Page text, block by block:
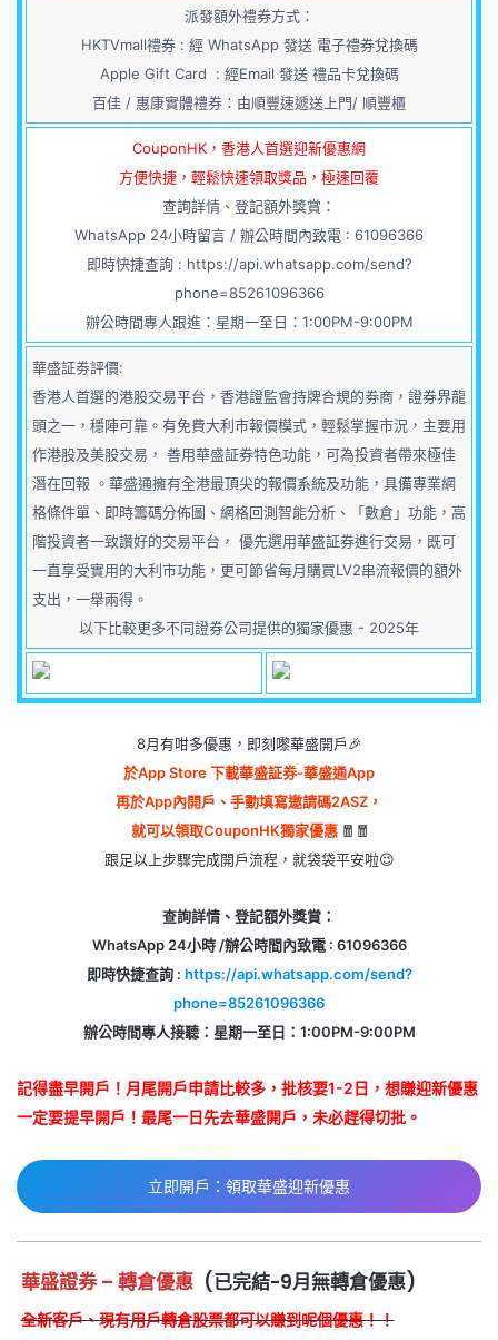
派發額外禮券方式：
HKTVmall禮券 : 經 WhatsApp 發送 電子禮券兌換碼
Apple Gift Card : 經Email 發送 禮品卡兌換碼
百佳 / 惠康實體禮券：由順豐速遞送上門/ 順豐櫃
CouponHK，香港人首選迎新優惠網
方便快捷，輕鬆快速領取獎品，極速回覆
查詢詳情、登記額外獎賞：
WhatsApp 24小時留言 / 辦公時間內致電 : 61096366
即時快捷查詢 : https://api.whatsapp.com/send?
phone=85261096366
辦公時間專人跟進：星期一至日：1:00PM-9:00PM
華盛証劵評價:
香港人首選的港股交易平台，香港證監會持牌合規的劵商，證券界龍
頭之一，穩陣可靠。有免費大利市報價模式，輕鬆掌握市況，主要用
作港股及美股交易， 善用華盛証券特色功能，可為投資者帶來極佳
潛在回報 。華盛通擁有全港最頂尖的報價系統及功能，具備專業網
格條件單、即時籌碼分佈圖、網格回測智能分析、「數倉」功能，高
階投資者一致讚好的交易平台， 優先選用華盛証券進行交易，既可
一直享受實用的大利市功能，更可節省每月購買LV2串流報價的額外
支出，一舉兩得。
以下比較更多不同證券公司提供的獨家優惠 - 2025年
8月有咁多優惠，即刻嚟華盛開戶🎉
於App Store 下載華盛証券-華盛通App
再於App內開戶、手動填寫邀請碼2ASZ，
就可以領取CouponHK獨家優惠 🧧🧧
跟足以上步驟完成開戶流程，就袋袋平安啦😉
查詢詳情、登記額外獎賞：
WhatsApp 24小時 /辦公時間內致電 : 61096366
即時快捷查詢 : https://api.whatsapp.com/send?
phone=85261096366
辦公時間專人接聽：星期一至日：1:00PM-9:00PM
記得盡早開戶！月尾開戶申請比較多，批核要1-2日，想賺迎新優惠
一定要提早開戶！最尾一日先去華盛開戶，未必趕得切批。
立即開戶：領取華盛迎新優惠
華盛證券 – 轉倉優惠 (已完結-9月無轉倉優惠)
全新客戶、現有用戶轉倉股票都可以賺到呢個優惠！！